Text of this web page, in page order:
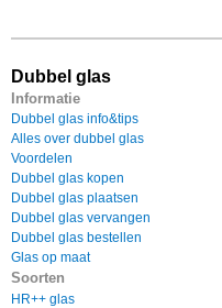
Dubbel glas
Informatie
Dubbel glas info&tips
Alles over dubbel glas
Voordelen
Dubbel glas kopen
Dubbel glas plaatsen
Dubbel glas vervangen
Dubbel glas bestellen
Glas op maat
Soorten
HR++ glas